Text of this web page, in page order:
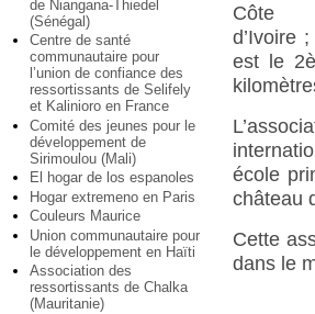
de Niangana-Thiedel
(Sénégal)
Centre de santé
communautaire pour
l’union de confiance des
ressortissants de Selifely
et Kalinioro en France
Comité des jeunes pour le
développement de
Sirimoulou (Mali)
El hogar de los espanoles
Hogar extremeno en Paris
Couleurs Maurice
Union communautaire pour
le développement en Haïti
Association des
ressortissants de Chalka
(Mauritanie)
Côte
d’Ivoire
est le
école
château
Cette
dans le